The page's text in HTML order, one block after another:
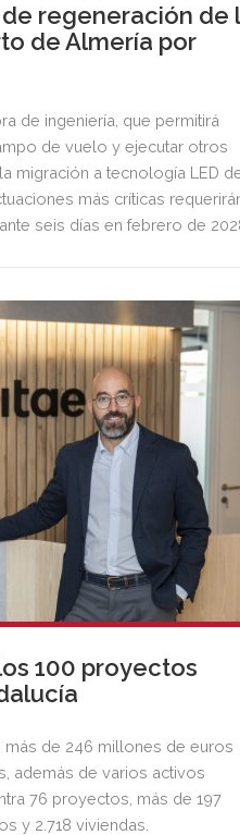
regeneración de
de Almería por
de ingeniería, que permitirá
de vuelo y ejecutar otros
migración a tecnología LED
más críticas
seis días en febrero de
100 proyectos
más de 246 millones de euros
además de varios activos
76 proyectos, más de 197
y 2.718 viviendas.